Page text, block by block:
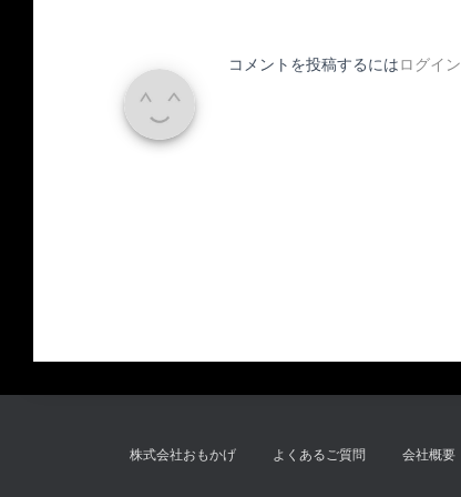
コメントを投稿するにはログイン
株式会社おもかげ よくあるご質問 会社概要